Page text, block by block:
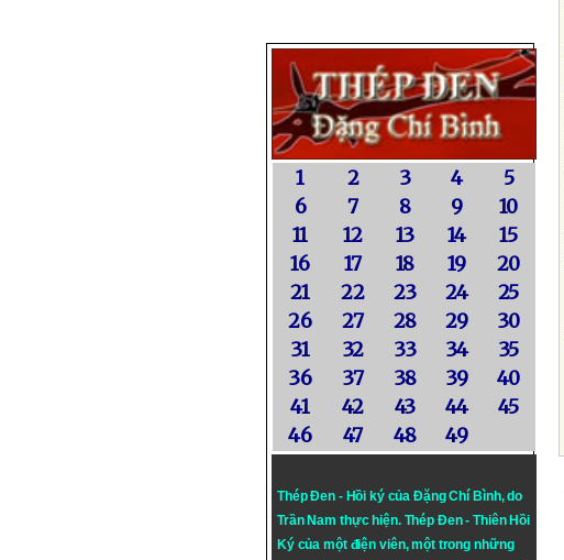
1 2 3 4
5
6
7 8 9
10
11
12 13 14
15
16
17 18 19
20
21
22 23 24
25
26
27 28 29
30
31
32 33 34
35
36
37 38 39
40
41
42 43 44
45
46
47 48 49
Thép Đen - Hồi ký của Đặng Chí Bình, do
Trần Nam thực hiện. Thép Đen- Thiên Hồi
Ký của một điện viên, một trong những